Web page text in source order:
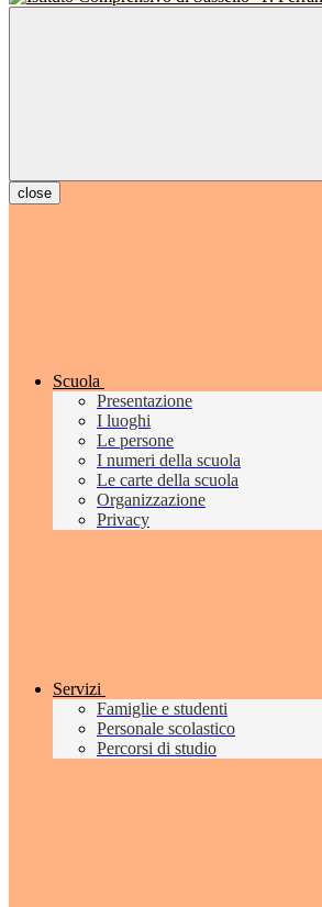
close
Scuola
Presentazione
I luoghi
Le persone
I numeri della scuola
Le carte della scuola
Organizzazione
Privacy
Servizi
Famiglie e studenti
Personale scolastico
Percorsi di studio